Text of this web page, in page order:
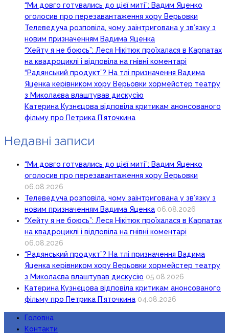
“Ми довго готувались до цієї миті”: Вадим Яценко
оголосив про перезавантаження хору Верьовки
Телеведуча розповіла, чому заінтригована у зв’язку з
новим призначенням Вадима Яценка
“Хейту я не боюсь”: Леся Нікітюк проїхалася в Карпатах
на квадроциклі і відповіла на гнівні коментарі
“Радянський продукт”? На тлі призначення Вадима
Яценка керівником хору Верьовки хормейстер театру
з Миколаєва влаштував дискусію
Катерина Кузнєцова відповіла критикам анонсованого
фільму про Петрика П’яточкина
Недавні записи
“Ми довго готувались до цієї миті”: Вадим Яценко
оголосив про перезавантаження хору Верьовки
06.08.2026
Телеведуча розповіла, чому заінтригована у зв’язку з
новим призначенням Вадима Яценка 06.08.2026
“Хейту я не боюсь”: Леся Нікітюк проїхалася в Карпатах
на квадроциклі і відповіла на гнівні коментарі
06.08.2026
“Радянський продукт”? На тлі призначення Вадима
Яценка керівником хору Верьовки хормейстер театру
з Миколаєва влаштував дискусію 05.08.2026
Катерина Кузнєцова відповіла критикам анонсованого
фільму про Петрика П’яточкина 04.08.2026
Головна
Контакти